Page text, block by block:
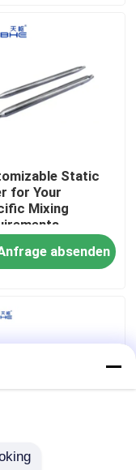
Static
for Your
Mixing
absenden